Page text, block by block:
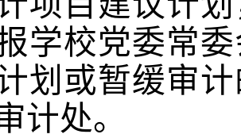
学校党委常
划或暂缓审
计处。